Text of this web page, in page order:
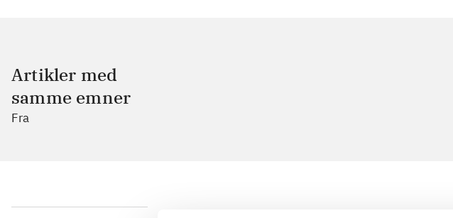
Artikler med
samme emner
Fra